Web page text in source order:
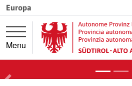
Vai direttamente alla navigazione
Vai al contenuto principale
Europa
Menu
L'Unione europea per
Vuoi saperne di più?
Scopri i finanziamenti